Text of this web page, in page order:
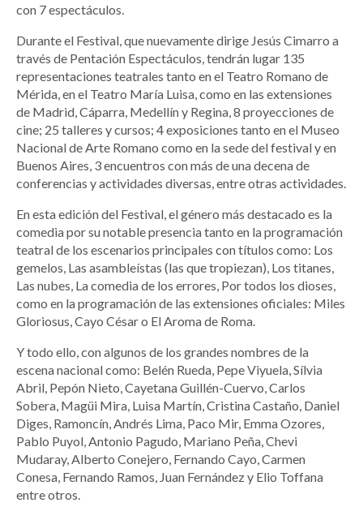
con 7 espectáculos.
Durante el Festival, que nuevamente dirige Jesús Cimarro a
través de Pentación Espectáculos, tendrán lugar 135
representaciones teatrales tanto en el Teatro Romano de
Mérida, en el Teatro María Luisa, como en las extensiones
de Madrid, Cáparra, Medellín y Regina, 8 proyecciones de
cine; 25 talleres y cursos; 4 exposiciones tanto en el Museo
Nacional de Arte Romano como en la sede del festival y en
Buenos Aires, 3 encuentros con más de una decena de
conferencias y actividades diversas, entre otras actividades.
En esta edición del Festival, el género más destacado es la
comedia por su notable presencia tanto en la programación
teatral de los escenarios principales con títulos como: Los
gemelos, Las asambleístas (las que tropiezan), Los titanes,
Las nubes, La comedia de los errores, Por todos los dioses,
como en la programación de las extensiones oficiales: Miles
Gloriosus, Cayo César o El Aroma de Roma.
Y todo ello, con algunos de los grandes nombres de la
escena nacional como: Belén Rueda, Pepe Viyuela, Sílvia
Abril, Pepón Nieto, Cayetana Guillén-Cuervo, Carlos
Sobera, Magüi Mira, Luisa Martín, Cristina Castaño, Daniel
Diges, Ramoncín, Andrés Lima, Paco Mir, Emma Ozores,
Pablo Puyol, Antonio Pagudo, Mariano Peña, Chevi
Mudaray, Alberto Conejero, Fernando Cayo, Carmen
Conesa, Fernando Ramos, Juan Fernández y Elio Toffana
entre otros.